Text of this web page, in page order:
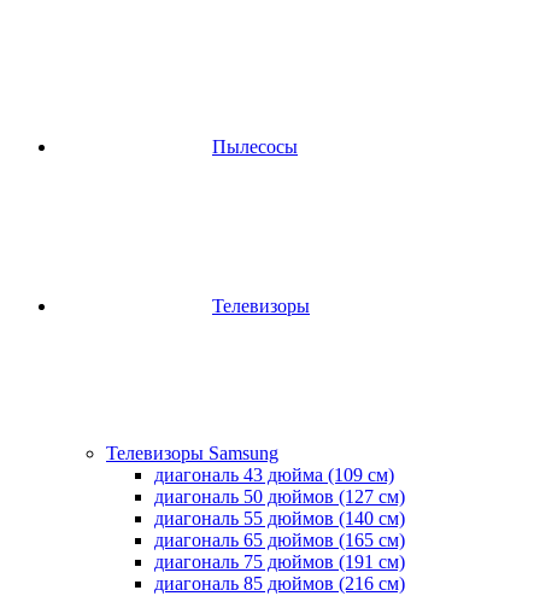
Пылесосы
Телевизоры
Телевизоры Samsung
диагональ 43 дюйма (109 см)
диагональ 50 дюймов (127 см)
диагональ 55 дюймов (140 cм)
диагональ 65 дюймов (165 cм)
диагональ 75 дюймов (191 см)
диагональ 85 дюймов (216 см)